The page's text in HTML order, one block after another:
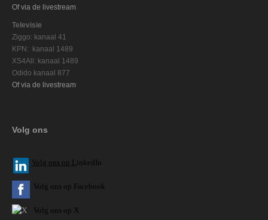
Of via de livestream
Televisie
Ziggo: kanaal 41
KPN: kanaal 1489
XS4All: kanaal 1489
Odido kanaal 877
Of via de livestream
Volg ons
Volg ons op L inkedIn
Volg ons op Facebook
Volg ons op X